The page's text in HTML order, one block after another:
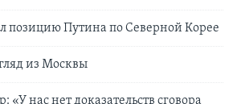
позицию Путина по Северной Корее
из Москвы
«У нас нет доказательств сговора